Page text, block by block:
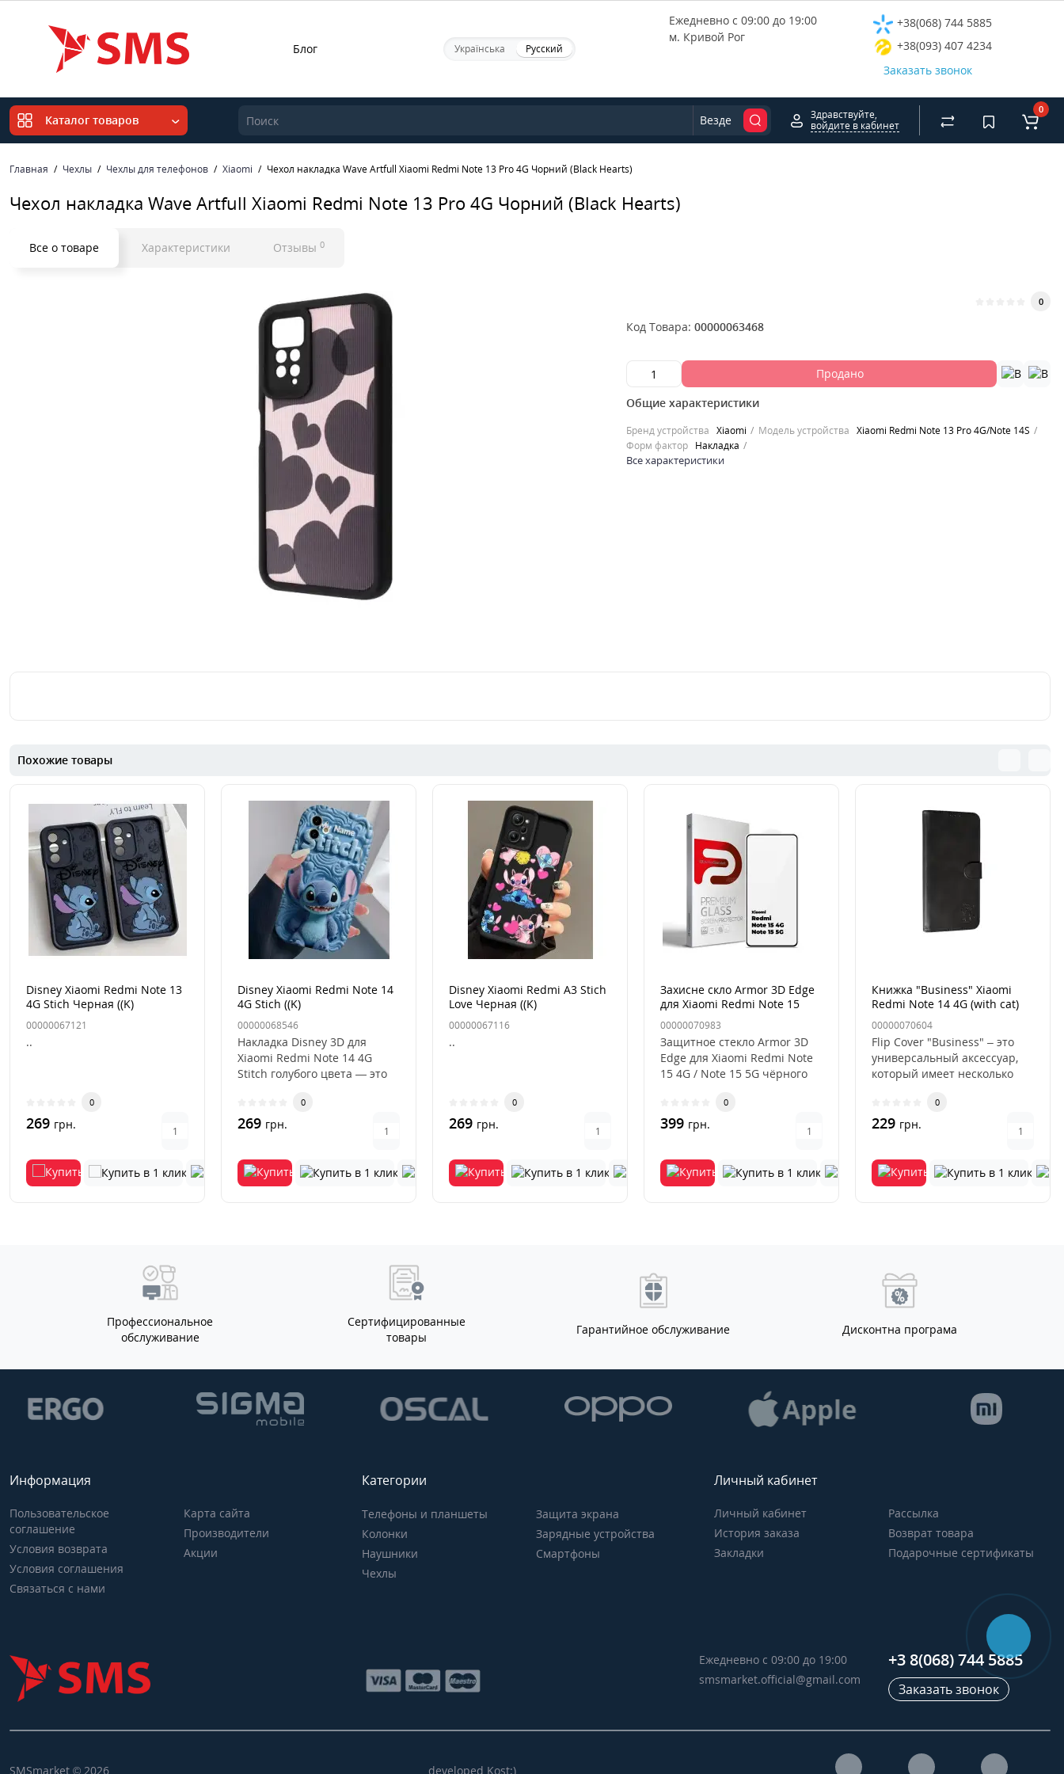
Блог Українська Русский
Ежедневно с 09:00 до 19:00
м. Кривой Рог
+38(068) 744 5885
+38(093) 407 4234
Заказать звонок
Каталог товаров Везде
Здравствуйте,
войдите в кабинет
0
Главная Чехлы Чехлы для телефонов Xiaomi Чехол накладка Wave Artfull Xiaomi Redmi Note 13 Pro 4G Чорний (Black Hearts)
Чехол накладка Wave Artfull Xiaomi Redmi Note 13 Pro 4G Чорний (Black Hearts)
Все о товаре Характеристики Отзывы 0
0
Код Товара: 00000063468
Продано
Общие характеристики
Бренд устройства Xiaomi Модель устройства Xiaomi Redmi Note 13 Pro 4G/Note 14S
Форм фактор
Накладка
Все характеристики
Похожие товары
Disney Xiaomi Redmi Note 13
4G Stich Черная ((K)
00000067121
..
0
269 грн.
Disney Xiaomi Redmi Note 14
4G Stich ((K)
00000068546
Накладка Disney 3D для
Xiaomi Redmi Note 14 4G
Stitch голубого цвета — это
0
269 грн.
Disney Xiaomi Redmi A3 Stich
Love Черная ((K)
00000067116
..
0
269 грн.
Захисне скло Armor 3D Edge
для Xiaomi Redmi Note 15
4G/Note15 5G Чёрный
00000070983
Защитное стекло Armor 3D
Edge для Xiaomi Redmi Note
15 4G / Note 15 5G чёрного
0
399 грн.
Книжка "Business" Xiaomi
Redmi Note 14 4G (with cat)
00000070604
Flip Cover "Business" – это
универсальный аксессуар,
который имеет несколько
0
229 грн.
Профессиональное
обслуживание
Сертифицированные
товары
Гарантийное обслуживание Дисконтна програма
Информация
Пользовательское
соглашение
Условия возврата
Условия соглашения
Связаться с нами
Карта сайта
Производители
Акции
Категории
Телефоны и планшеты
Колонки
Наушники
Чехлы
Защита экрана
Зарядные устройства
Смартфоны
Личный кабинет
Личный кабинет
История заказа
Закладки
Рассылка
Возврат товара
Подарочные сертификаты
Ежедневно с 09:00 до 19:00
smsmarket.official@gmail.com
+3 8(068) 744 5885
Заказать звонок
SMSmarket © 2026 developed Kost:)